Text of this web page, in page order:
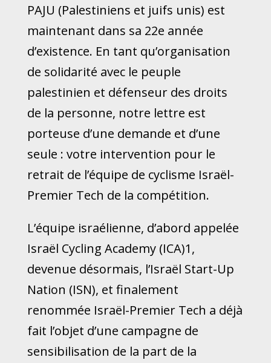
PAJU (Palestiniens et juifs unis) est
maintenant dans sa 22e année
d’existence. En tant qu’organisation
de solidarité avec le peuple
palestinien et défenseur des droits
de la personne, notre lettre est
porteuse d’une demande et d’une
seule : votre intervention pour le
retrait de l’équipe de cyclisme Israël-
Premier Tech de la compétition.
L’équipe israélienne, d’abord appelée
Israël Cycling Academy (ICA)1,
devenue désormais, l’Israël Start-Up
Nation (ISN), et finalement
renommée Israël-Premier Tech a déjà
fait l’objet d’une campagne de
sensibilisation de la part de la